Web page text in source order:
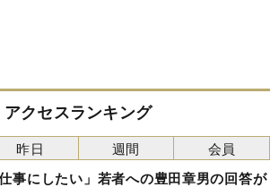
アクセスランキング
事にしたい」若者への豊田章男の回答が
昨日 週間 会員